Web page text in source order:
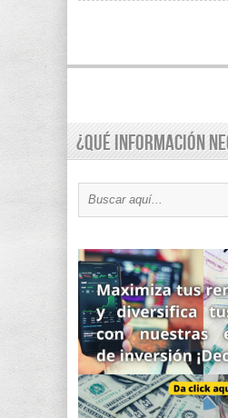
¿Qué información